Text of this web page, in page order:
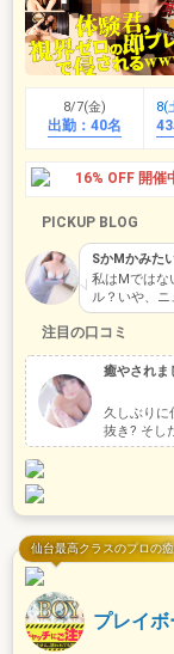
8/7(金)
出勤： 40名
8(
16% OFF 開催
PICKUP BLOG
SかMかみた
私はMではな
ル？いや、ニ
ど乱暴なの
注目の口コミ
癒やされま
久しぶりに
抜き? そし
プレイ
仙台最高クラスのプロの